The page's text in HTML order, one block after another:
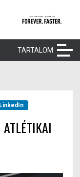
TARTALOM
LinkedIn